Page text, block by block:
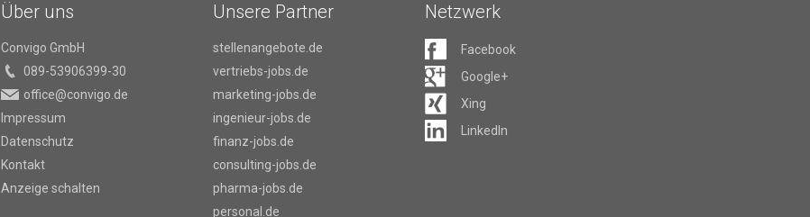
Über uns
Convigo GmbH
089-53906399-30
office@convigo.de
Impressum
Datenschutz
Kontakt
Anzeige schalten
Unsere Partner
stellenangebote.de
vertriebs-jobs.de
marketing-jobs.de
ingenieur-jobs.de
finanz-jobs.de
consulting-jobs.de
pharma-jobs.de
personal.de
Netzwerk
Facebook
Google+
Xing
LinkedIn